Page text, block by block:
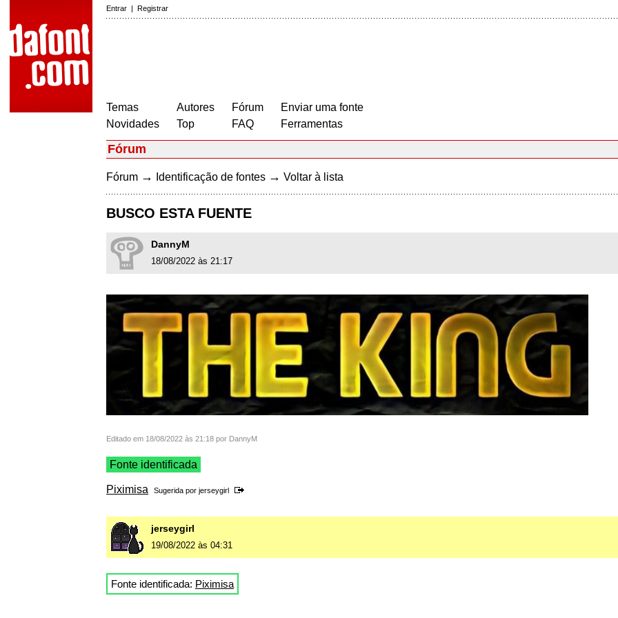
Entrar | Registrar
Temas
Novidades
Autores
Top
Fórum
FAQ
Enviar uma fonte
Ferramentas
Fórum
Fórum → Identificação de fontes → Voltar à lista
BUSCO ESTA FUENTE
DannyM
18/08/2022 às 21:17
Editado em 18/08/2022 às 21:18 por DannyM
Fonte identificada
Piximisa Sugerida por jerseygirl
jerseygirl
19/08/2022 às 04:31
Fonte identificada: Piximisa